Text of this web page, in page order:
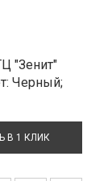
"Зенит"
Черный;
В 1 КЛИК